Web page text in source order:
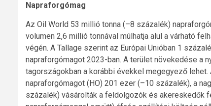
Napraforgómag
Az Oil World 53 millió tonna (–8 százalék)
volumen 2,6 millió tonnával múlhatja alul a várható
végén. A Tallage szerint az Európai Unióban 1
napraforgómagot 2023-ban. A terület növekedése a
tagországokban a korábbi évekkel megegyező
napraforgómagot (HO) 201 ezer (–10 százalék), a
százalék) vásárolták a feldolgozók és akereskedők